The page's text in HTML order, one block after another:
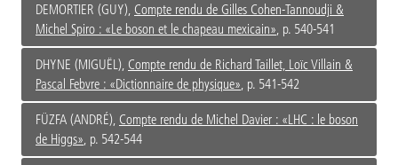
DEMORTIER (GUY), Compte rendu de Gilles Cohen-Tannoudji &
Michel Spiro : «Le boson et le chapeau mexicain», p. 540-541
DHYNE (MIGUËL), Compte rendu de Richard Taillet, Loïc Villain &
Pascal Febvre : «Dictionnaire de physique», p. 541-542
FÜZFA (ANDRÉ), Compte rendu de Michel Davier : «LHC : le boson
de Higgs», p. 542-544